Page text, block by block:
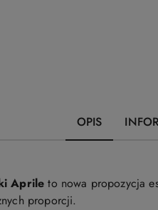
OPIS
Aprile to nowa propozycja
proporcji.